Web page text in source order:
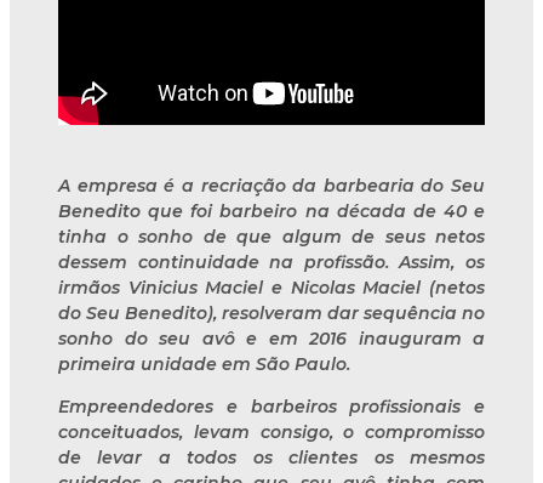
A empresa é a recriação da barbearia do Seu
Benedito que foi barbeiro na década de 40 e
tinha o sonho de que algum de seus netos
dessem continuidade na profissão. Assim, os
irmãos Vinicius Maciel e Nicolas Maciel (netos
do Seu Benedito), resolveram dar sequência no
sonho do seu avô e em 2016 inauguram a
primeira unidade em São Paulo.
Empreendedores e barbeiros profissionais e
conceituados, levam consigo, o compromisso
de levar a todos os clientes os mesmos